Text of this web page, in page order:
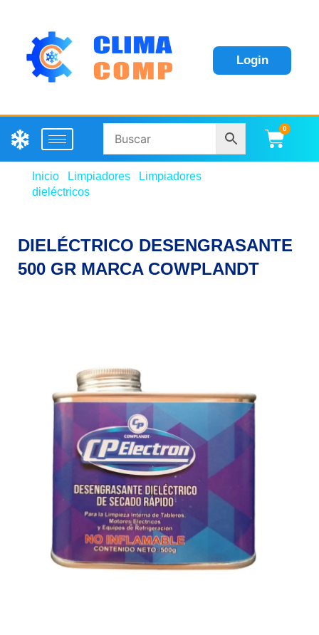
Login
0
Inicio Limpiadores
Limpiadores
dieléctricos
DIELÉCTRICO DESENGRASANTE
500 GR MARCA COWPLANDT